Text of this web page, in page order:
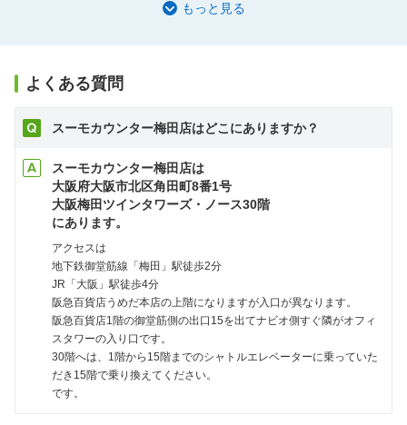
もっと見る
よくある質問
スーモカウンター梅田店はどこにありますか？
スーモカウンター梅田店は
大阪府大阪市北区角田町8番1号
大阪梅田ツインタワーズ・ノース30階
にあります。
アクセスは
地下鉄御堂筋線「梅田」駅徒歩2分
JR「大阪」駅徒歩4分
阪急百貨店うめだ本店の上階になりますが入口が異なります。
阪急百貨店1階の御堂筋側の出口15を出てナビオ側すぐ隣がオフィ
スタワーの入り口です。
30階へは、1階から15階までのシャトルエレベーターに乗っていた
だき15階で乗り換えてください。
です。